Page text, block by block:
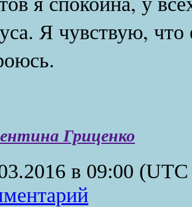
Я чувствую,
Гриценко
в 09:00